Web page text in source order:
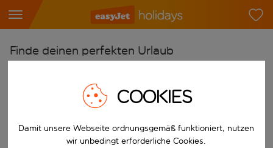
Finde deinen perfekten Urlaub
Flughafen wählen
Reiseziel wählen
COOKIES
Damit unsere Webseite ordnungsgemäß funktioniert, nutzen
wir unbedingt erforderliche Cookies.